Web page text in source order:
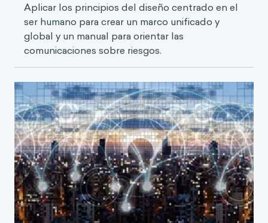
Aplicar los principios del diseño centrado en el
ser humano para crear un marco unificado y
global y un manual para orientar las
comunicaciones sobre riesgos.